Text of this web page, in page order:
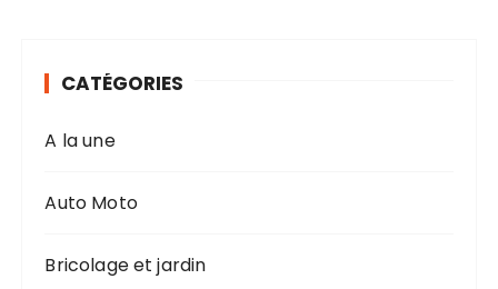
CATÉGORIES
A la une
Auto Moto
Bricolage et jardin